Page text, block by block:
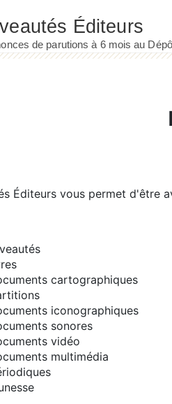
Éditeurs vous permet d'être
cartographiques
iconographiques
sonores
vidéo
multimédia